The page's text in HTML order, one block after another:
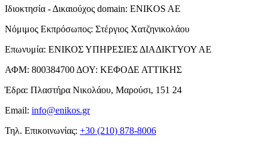
Ιδιοκτησία - Δικαιούχος domain: ENIKOS AE
Νόμιμος Εκπρόσωπος: Στέργιος Χατζηνικολάου
Επωνυμία: ΕΝΙΚΟΣ ΥΠΗΡΕΣΙΕΣ ΔΙΑΔΙΚΤΥΟΥ ΑΕ
ΑΦΜ: 800384700 ΔΟΥ: ΚΕΦΟΔΕ ΑΤΤΙΚΗΣ
Έδρα: Πλαστήρα Νικολάου, Μαρούσι, 151 24
Email: info@enikos.gr
Τηλ. Επικοινωνίας: +30 (210) 878-8006